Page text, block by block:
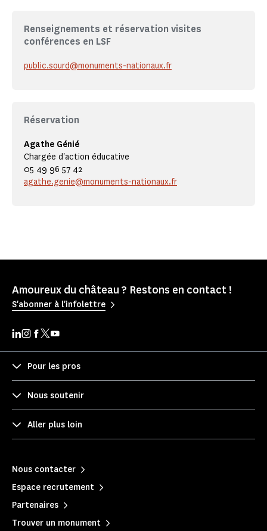
Renseignements et réservation visites
conférences en LSF
public.sourd@monuments-nationaux.fr
Réservation
Agathe Génié
Chargée d'action éducative
05 49 96 57 42
agathe.genie@monuments-nationaux.fr
Amoureux du château ? Restons en contact !
S'abonner à l'infolettre
Pour les pros
Nous soutenir
Aller plus loin
Nous contacter
Espace recrutement
Partenaires
Trouver un monument